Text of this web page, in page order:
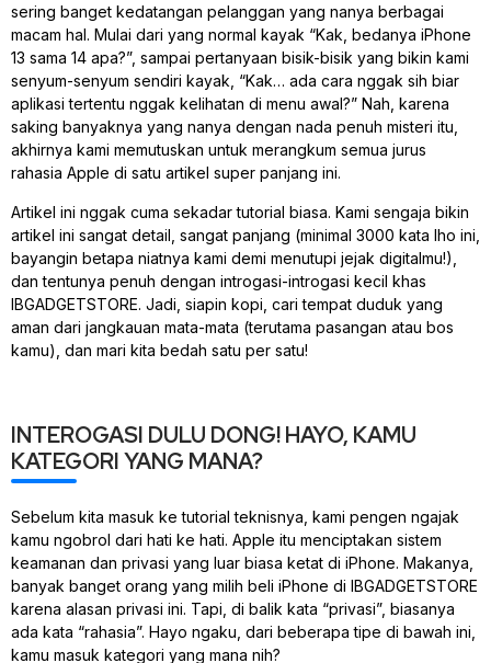
sering banget kedatangan pelanggan yang nanya berbagai
macam hal. Mulai dari yang normal kayak “Kak, bedanya iPhone
13 sama 14 apa?”, sampai pertanyaan bisik-bisik yang bikin kami
senyum-senyum sendiri kayak, “Kak… ada cara nggak sih biar
aplikasi tertentu nggak kelihatan di menu awal?” Nah, karena
saking banyaknya yang nanya dengan nada penuh misteri itu,
akhirnya kami memutuskan untuk merangkum semua jurus
rahasia Apple di satu artikel super panjang ini.
Artikel ini nggak cuma sekadar tutorial biasa. Kami sengaja bikin
artikel ini sangat detail, sangat panjang (minimal 3000 kata lho ini,
bayangin betapa niatnya kami demi menutupi jejak digitalmu!),
dan tentunya penuh dengan introgasi-introgasi kecil khas
IBGADGETSTORE. Jadi, siapin kopi, cari tempat duduk yang
aman dari jangkauan mata-mata (terutama pasangan atau bos
kamu), dan mari kita bedah satu per satu!
INTEROGASI DULU DONG! HAYO, KAMU
KATEGORI YANG MANA?
Sebelum kita masuk ke tutorial teknisnya, kami pengen ngajak
kamu ngobrol dari hati ke hati. Apple itu menciptakan sistem
keamanan dan privasi yang luar biasa ketat di iPhone. Makanya,
banyak banget orang yang milih beli iPhone di IBGADGETSTORE
karena alasan privasi ini. Tapi, di balik kata “privasi”, biasanya
ada kata “rahasia”. Hayo ngaku, dari beberapa tipe di bawah ini,
kamu masuk kategori yang mana nih?